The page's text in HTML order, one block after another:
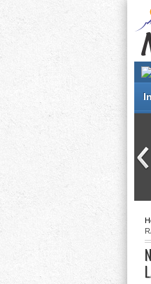
prófuga y ofrecen recompensa de 350